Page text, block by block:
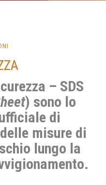
– SDS
) sono lo
di
misure di
lungo la